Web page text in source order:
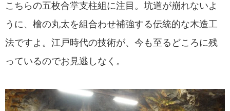
こちらの五枚合掌支柱組に注目。坑道が崩れないよ
うに、檜の丸太を組合わせ補強する伝統的な木造工
法ですよ。江戸時代の技術が、今も至るどころに残
っているのでお見逃しなく。